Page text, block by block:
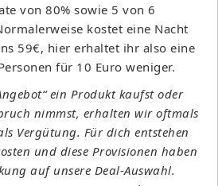
von 80% sowie 5 von 6
kostet eine Nacht
59€, hier erhaltet ihr also eine
für 10 Euro weniger.
ein Produkt kaufst oder
nimmst, erhalten wir oftmals
Vergütung. Für dich entstehen
und diese Provisionen haben
auf unsere Deal-Auswahl.